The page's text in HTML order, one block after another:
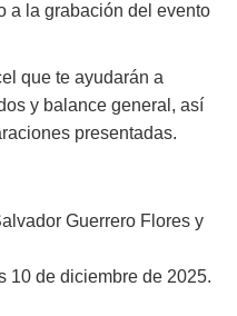
a la grabación del evento
que te ayudarán a
y balance general, así
presentadas.
Guerrero Flores y
10 de diciembre de 2025.